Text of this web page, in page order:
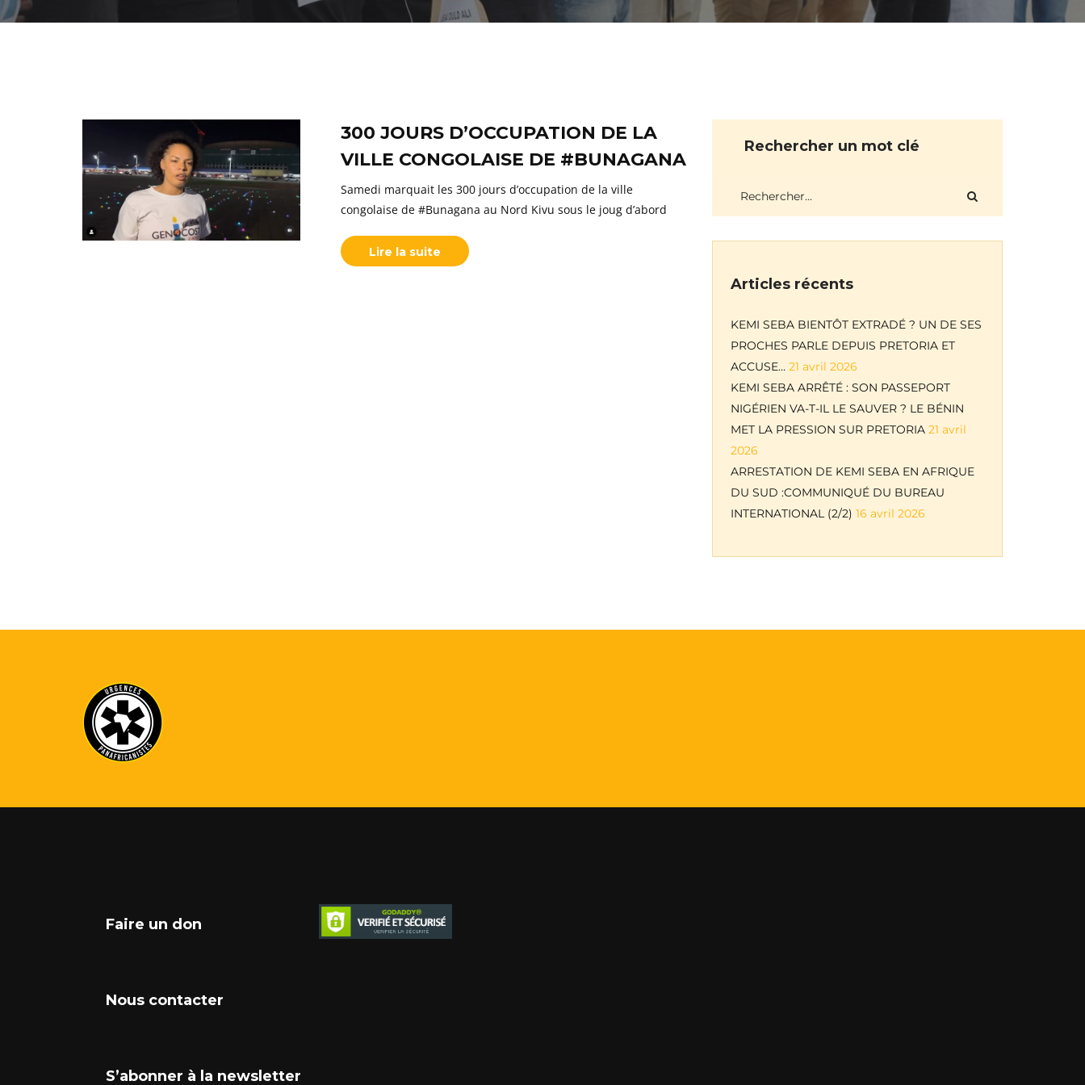
300 JOURS D’OCCUPATION DE LA
VILLE CONGOLAISE DE #BUNAGANA
Samedi marquait les 300 jours d’occupation de la ville
congolaise de #Bunagana au Nord Kivu sous le joug d’abord
Lire la suite
Rechercher un mot clé
Articles récents
KEMI SEBA BIENTÔT EXTRADÉ ? UN DE SES
PROCHES PARLE DEPUIS PRETORIA ET
ACCUSE… 21 avril 2026
KEMI SEBA ARRÊTÉ : SON PASSEPORT
NIGÉRIEN VA-T-IL LE SAUVER ? LE BÉNIN
MET LA PRESSION SUR PRETORIA 21 avril
2026
ARRESTATION DE KEMI SEBA EN AFRIQUE
DU SUD :COMMUNIQUÉ DU BUREAU
INTERNATIONAL (2/2) 16 avril 2026
Faire un don
Nous contacter
S’abonner à la newsletter